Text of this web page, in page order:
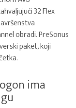
32 Flex
obradi. PreSonus
paket, koji
ima